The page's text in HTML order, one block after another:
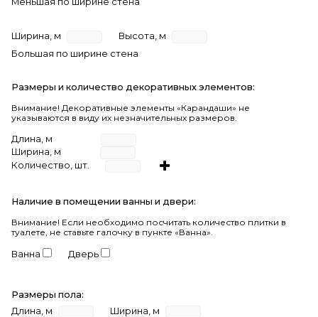
Ширина, м
Высота, м
Большая по ширине стена
Размеры и количество декоративных элементов:
Внимание! Декоративные элементы «Карандаши» не
указываются в виду их незначительных размеров.
Длина, м
Ширина, м
Количество, шт.
Наличие в помещении ванны и двери:
Внимание! Если необходимо посчитать количество плитки в
туалете, не ставьте галочку в пункте «Ванна».
Ванна Дверь
Размеры пола:
Длина, м
Ширина, м